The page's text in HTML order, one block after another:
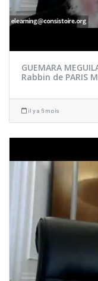
GUEMARA
Rabbin de PARIS
il y a 6 mois